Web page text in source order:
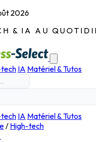
2026
& IA AU
IA Matériel & Tutos
IA Matériel & Tutos
/ High-tech